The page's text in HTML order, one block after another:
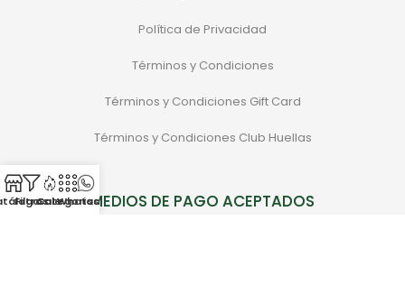
Política de Privacidad
Términos y Condiciones
Términos y Condiciones Gift Card
Términos y Condiciones Club Huellas
MEDIOS DE PAGO ACEPTADOS
FiltrosSale
Categorias
Whatsapp